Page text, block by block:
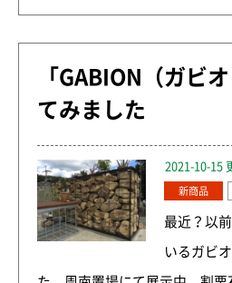
「GABION（ガビ
てみました
2021-10-15
新商品
最近？以
いるガビ